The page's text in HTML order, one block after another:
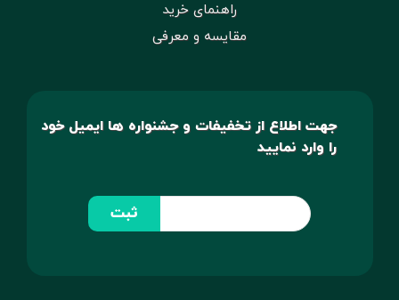
راهنمای خرید
مقایسه و معرفی
جهت اطلاع از تخفیفات و جشنواره ها ایمیل خود
را وارد نمایید
ثبت